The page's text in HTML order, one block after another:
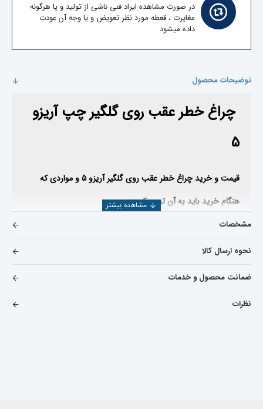
در صورت مشاهده ایراد فنی ناشی از تولید و یا هرگونه
مغایرت ، قعطه مورد نظر تعویض و یا وجه آن عودت
داده میشود
توضیحات محصول
چراغ خطر عقب روی گلگیر چپ آریزو
5
قیمت و خریدچراغ خطر عقب روی گلگیر آریزو 5 و مواردی که
هنگام خرید باید به آن توجه کرد :
تخصص وارد کننده
اعتبار شرکت فروشنده
شرکت یدک دیزل پارت با بیش از ۲۵ سال سابقه در صنعت خودرو ،
محصولات وارداتی خود را از کارخانجات معتبر و طبق استانداردهای
مشخصات
نحوه ارسال کالا
ضمانت محصول و خدمات
نظرات